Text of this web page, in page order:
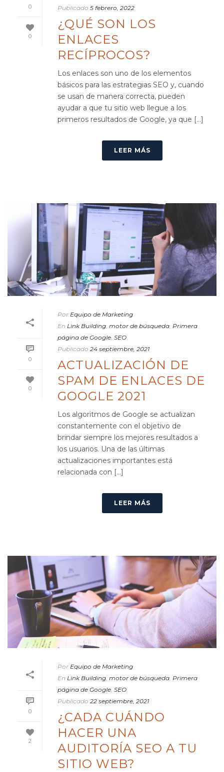
0
0
Publicado 5 febrero, 2022
¿QUÉ SON LOS
ENLACES
RECÍPROCOS?
Los enlaces son uno de los elementos
básicos para las estrategias SEO y, cuando
se usan de manera correcta, pueden
ayudar a que tu sitio web llegue a los
primeros resultados de Google, ya que [...]
LEER MÁS
0
0
Por Equipo de Marketing
En Link Building motor de búsqueda Primera
página de Google SEO
Publicado 24 septiembre, 2021
ACTUALIZACIÓN DE
SPAM DE ENLACES DE
GOOGLE 2021
Los algoritmos de Google se actualizan
constantemente con el objetivo de
brindar siempre los mejores resultados a
los usuarios. Una de las últimas
actualizaciones importantes está
relacionada con [...]
LEER MÁS
0
2
Por Equipo de Marketing
En Link Building, motor de búsqueda, Primera
página de Google, SEO
Publicado 22 septiembre, 2021
¿CADA CUÁNDO
HACER UNA
AUDITORÍA SEO A TU
SITIO WEB?